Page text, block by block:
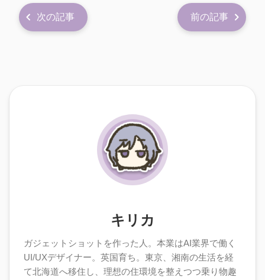
次の記事 前の記事
キリカ
ガジェットショットを作った人。本業はAI業界で働く
UI/UXデザイナー。英国育ち。東京、湘南の生活を経
て北海道へ移住し、理想の住環境を整えつつ乗り物趣